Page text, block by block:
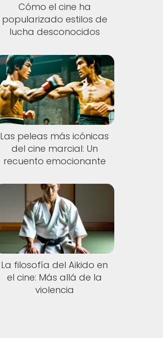
Cómo el cine ha
popularizado estilos de
lucha desconocidos
Las peleas más icónicas
del cine marcial: Un
recuento emocionante
La filosofía del Aikido en
el cine: Más allá de la
violencia